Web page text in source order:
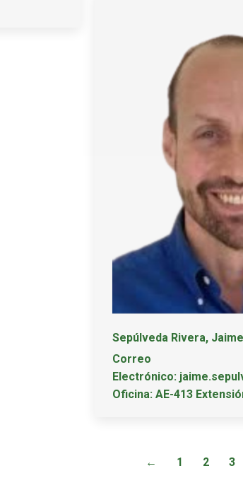
Sepúlveda Rivera,
Correo
Electrónico:
Oficina: AE-413
← 1 2 3